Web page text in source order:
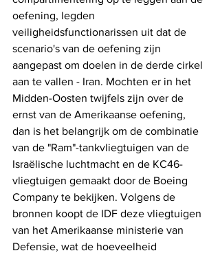
oefening, legden
veiligheidsfunctionarissen uit dat de
scenario's van de oefening zijn
aangepast om doelen in de derde cirkel
aan te vallen - Iran. Mochten er in het
Midden-Oosten twijfels zijn over de
ernst van de Amerikaanse oefening,
dan is het belangrijk om de combinatie
van de "Ram"-tankvliegtuigen van de
Israëlische luchtmacht en de KC46-
vliegtuigen gemaakt door de Boeing
Company te bekijken. Volgens de
bronnen koopt de IDF deze vliegtuigen
van het Amerikaanse ministerie van
Defensie, wat de hoeveelheid